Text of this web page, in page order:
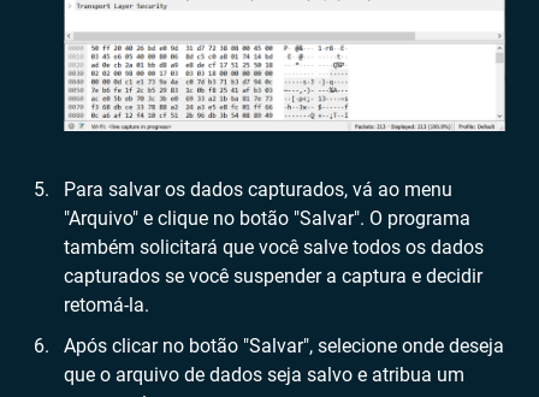
Para salvar os dados capturados, vá ao menu
"Arquivo" e clique no botão "Salvar". O programa
também solicitará que você salve todos os dados
capturados se você suspender a captura e decidir
retomá-la.
Após clicar no botão "Salvar", selecione onde deseja
que o arquivo de dados seja salvo e atribua um